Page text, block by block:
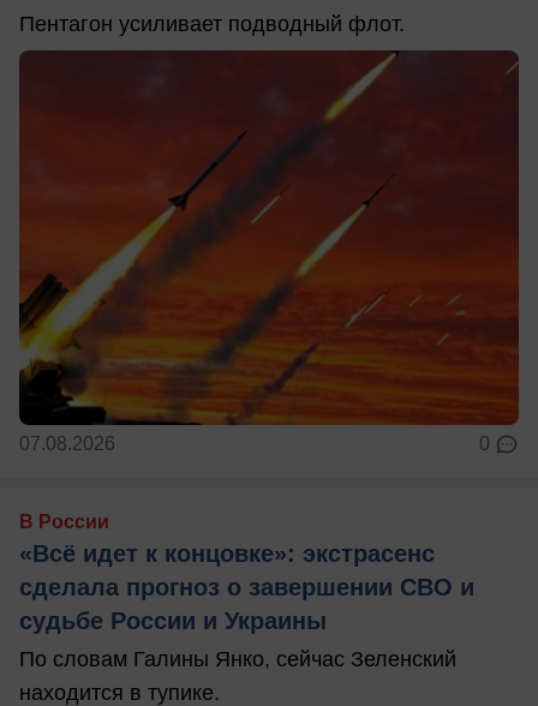
Пентагон усиливает подводный флот.
07.08.2026 0
В России
«Всё идет к концовке»: экстрасенс
сделала прогноз о завершении СВО и
судьбе России и Украины
По словам Галины Янко, сейчас Зеленский
находится в тупике.